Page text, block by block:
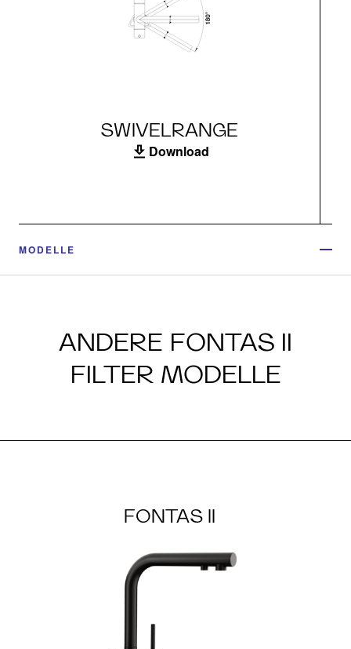
SWIVELRANGE
Download
MODELLE
ANDERE FONTAS II
FILTER MODELLE
FONTAS II